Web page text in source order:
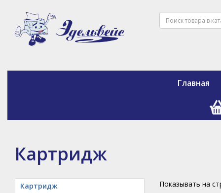
Главная
Картридж
Картридж
Показывать на